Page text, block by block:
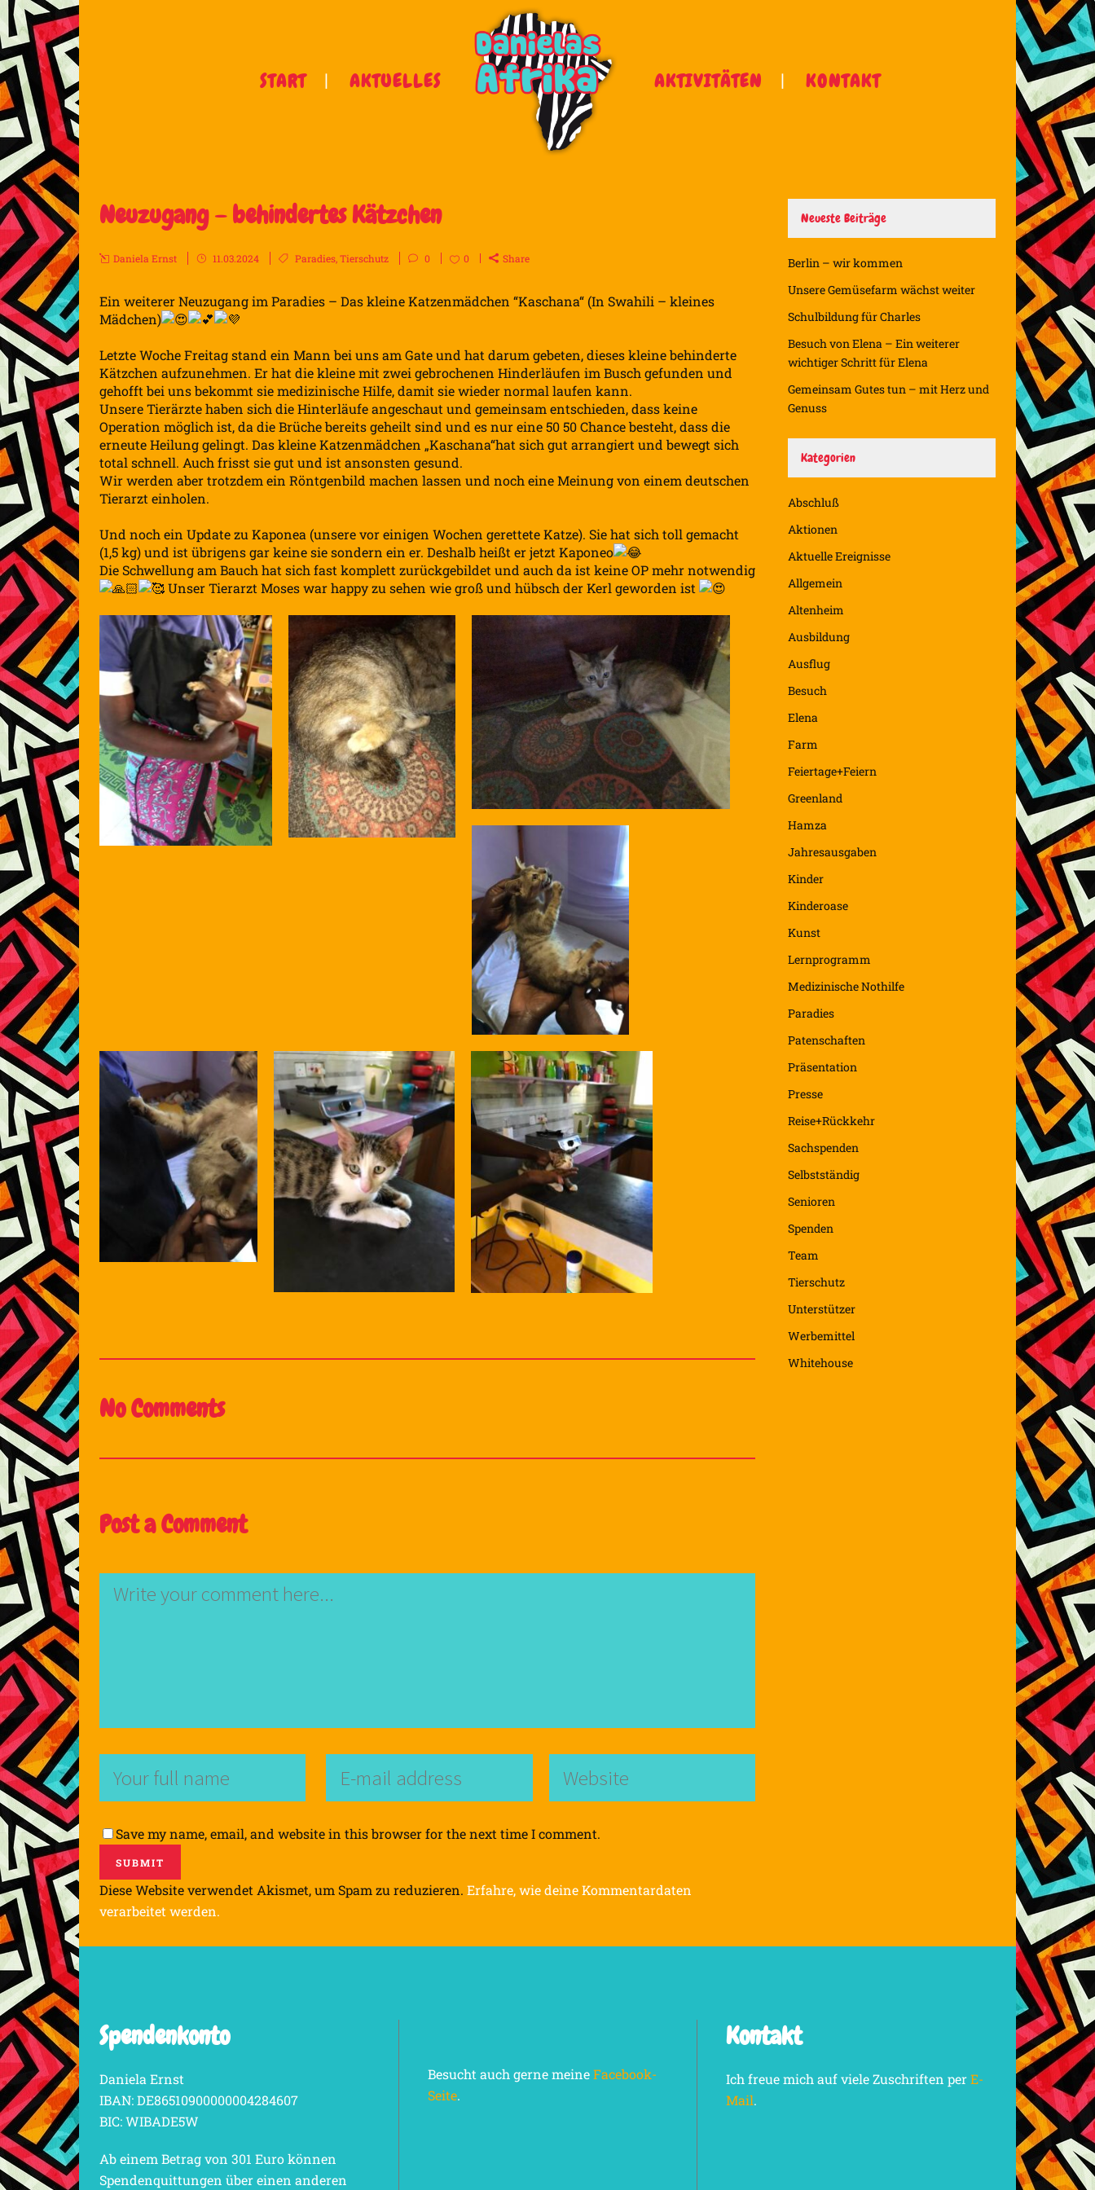
START AKTUELLES AKTIVITÄTEN KONTAKT
Neuzugang – behindertes Kätzchen
Daniela Ernst 11.03.2024 Paradies,Tierschutz 0 0 Share
Ein weiterer Neuzugang im Paradies – Das kleine Katzenmädchen “Kaschana“ (In Swahili – kleines
Mädchen)
Letzte Woche Freitag stand ein Mann bei uns am Gate und hat darum gebeten, dieses kleine behinderte
Kätzchen aufzunehmen. Er hat die kleine mit zwei gebrochenen Hinderläufen im Busch gefunden und
gehofft bei uns bekommt sie medizinische Hilfe, damit sie wieder normal laufen kann.
Unsere Tierärzte haben sich die Hinterläufe angeschaut und gemeinsam entschieden, dass keine
Operation möglich ist, da die Brüche bereits geheilt sind und es nur eine 50 50 Chance besteht, dass die
erneute Heilung gelingt. Das kleine Katzenmädchen „Kaschana“hat sich gut arrangiert und bewegt sich
total schnell. Auch frisst sie gut und ist ansonsten gesund.
Wir werden aber trotzdem ein Röntgenbild machen lassen und noch eine Meinung von einem deutschen
Tierarzt einholen.
Und noch ein Update zu Kaponea (unsere vor einigen Wochen gerettete Katze). Sie hat sich toll gemacht
(1,5 kg) und ist übrigens gar keine sie sondern ein er. Deshalb heißt er jetzt Kaponeo
Die Schwellung am Bauch hat sich fast komplett zurückgebildet und auch da ist keine OP mehr notwendig
Unser Tierarzt Moses war happy zu sehen wie groß und hübsch der Kerl geworden ist
No Comments
Post a Comment
Save my name, email, and website in this browser for the next time I comment.
Diese Website verwendet Akismet, um Spam zu reduzieren. Erfahre, wie deine Kommentardaten
verarbeitet werden.
Neueste Beiträge
Berlin – wir kommen
Unsere Gemüsefarm wächst weiter
Schulbildung für Charles
Besuch von Elena – Ein weiterer
wichtiger Schritt für Elena
Gemeinsam Gutes tun – mit Herz und
Genuss
Kategorien
Abschluß
Aktionen
Aktuelle Ereignisse
Allgemein
Altenheim
Ausbildung
Ausflug
Besuch
Elena
Farm
Feiertage+Feiern
Greenland
Hamza
Jahresausgaben
Kinder
Kinderoase
Kunst
Lernprogramm
Medizinische Nothilfe
Paradies
Patenschaften
Präsentation
Presse
Reise+Rückkehr
Sachspenden
Selbstständig
Senioren
Spenden
Team
Tierschutz
Unterstützer
Werbemittel
Whitehouse
Spendenkonto
Daniela Ernst
IBAN: DE86510900000004284607
BIC: WIBADE5W
Ab einem Betrag von 301 Euro können
Spendenquittungen über einen anderen
Besucht auch gerne meineFacebook-
Seite.
Kontakt
Ich freue mich auf viele Zuschriften perE-
Mail.